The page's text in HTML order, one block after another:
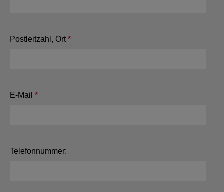
Postleitzahl, Ort *
E-Mail *
Telefonnummer: